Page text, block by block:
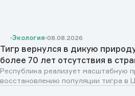
Экология 08.08.2026
Тигр вернулся в дикую
более 70 лет отсутствия в
Республика реализует масштабную
восстановлению популяции тигра в